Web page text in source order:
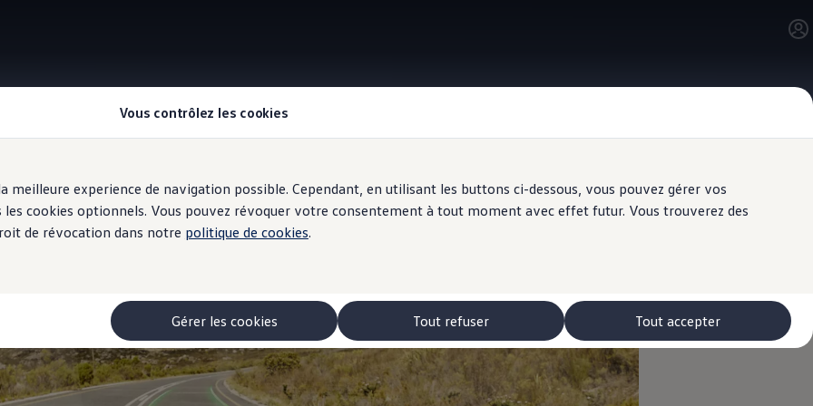
Vous contrôlez les cookies
experience de navigation possible. Cependant, en utilisant les buttons ci-dessous, vous pouvez gérer vos
cookies optionnels. Vous pouvez révoquer votre consentement à tout moment avec effet futur. Vous trouverez des
de révocation dans notre politique de cookies.
Tout accepter
Tout refuser
Gérer les cookies
Affichage tête haute (Head-up-Display) à réalité augmentée